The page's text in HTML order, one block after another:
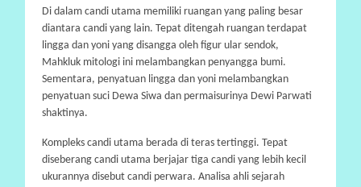
Di dalam candi utama memiliki ruangan yang paling besar
diantara candi yang lain. Tepat ditengah ruangan terdapat
lingga dan yoni yang disangga oleh figur ular sendok,
Mahkluk mitologi ini melambangkan penyangga bumi.
Sementara, penyatuan lingga dan yoni melambangkan
penyatuan suci Dewa Siwa dan permaisurinya Dewi Parwati
shaktinya.
Kompleks candi utama berada di teras tertinggi. Tepat
diseberang candi utama berjajar tiga candi yang lebih kecil
ukurannya disebut candi perwara. Analisa ahli sejarah